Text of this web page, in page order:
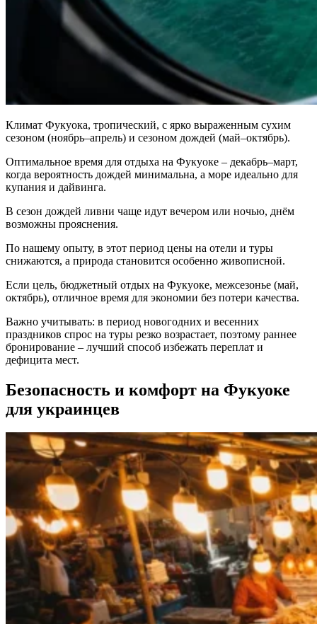
Климат Фукуока, тропический, с ярко выраженным сухим
сезоном (ноябрь–апрель) и сезоном дождей (май–октябрь).
Оптимальное время для отдыха на Фукуоке – декабрь–март,
когда вероятность дождей минимальна, а море идеально для
купания и дайвинга.
В сезон дождей ливни чаще идут вечером или ночью, днём
возможны прояснения.
По нашему опыту, в этот период цены на отели и туры
снижаются, а природа становится особенно живописной.
Если цель, бюджетный отдых на Фукуоке, межсезонье (май,
октябрь), отличное время для экономии без потери качества.
Важно учитывать: в период новогодних и весенних
праздников спрос на туры резко возрастает, поэтому раннее
бронирование – лучший способ избежать переплат и
дефицита мест.
Безопасность и комфорт на Фукуоке
для украинцев